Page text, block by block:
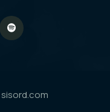
sisord.com